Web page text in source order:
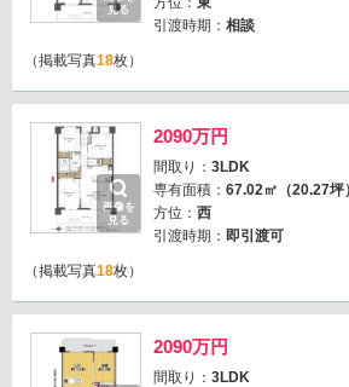
見る
引渡時期： 相談
（掲載写真18枚）
画像を
見る
2090万円
間取り： 3LDK
専有面積： 67.02㎡（20.27坪
方位： 西
引渡時期： 即引渡可
（掲載写真18枚）
2090万円
間取り： 3LDK